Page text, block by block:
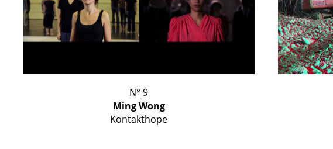
N° 9
Ming Wong
Kontakthope